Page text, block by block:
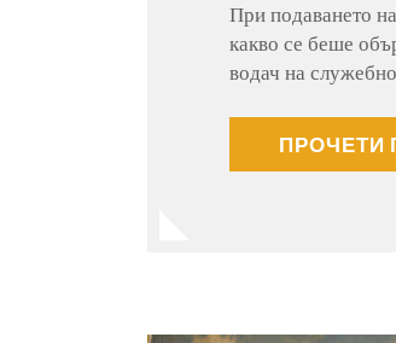
При подаването
какво се беше
водач на
ПРОЧЕТИ